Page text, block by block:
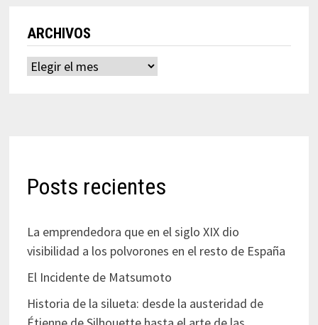
ARCHIVOS
Archivos
Posts recientes
La emprendedora que en el siglo XIX dio
visibilidad a los polvorones en el resto de España
El Incidente de Matsumoto
Historia de la silueta: desde la austeridad de